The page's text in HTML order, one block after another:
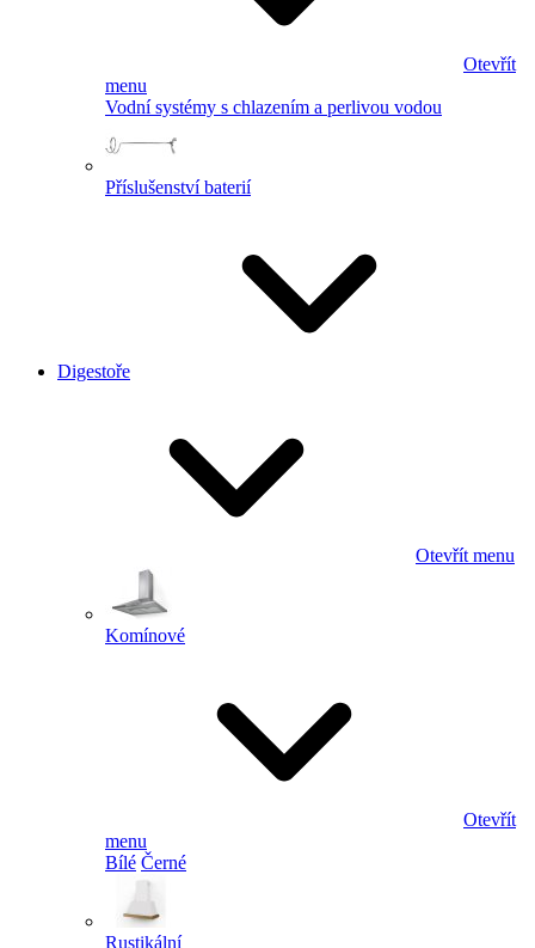
Otevřít
menu
Vodní systémy s chlazením a perlivou vodou
Příslušenství baterií
Digestoře
Otevřít menu
Komínové
Otevřít
menu
Bílé Černé
Rustikální